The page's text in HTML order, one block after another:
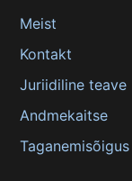
Meist
Kontakt
Juriidiline teave
Andmekaitse
Taganemisõigus